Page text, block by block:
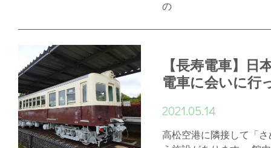
の
【長寿電車】日
電車に会いに行
2021.05.14
高松空港に隣接して「